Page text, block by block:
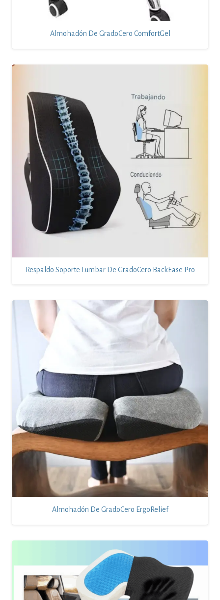
Almohadón De GradoCero ComfortGel
Respaldo Soporte Lumbar De GradoCero BackEase Pro
Almohadón De GradoCero ErgoRelief